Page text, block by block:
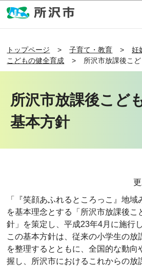
トップページ 子育て・教育
妊
こどもの健全育成
所沢市放課後こ
所沢市放課後こど
基本方針
「『笑顔あふれるところっこ』地域
を基本理念とする「所沢市放課後こ
針」を策定し、平成23年4月に施行
この基本方針は、従来の小学生の放
を整理するとともに、全国的な動向
握し、所沢市におけるこれからの放